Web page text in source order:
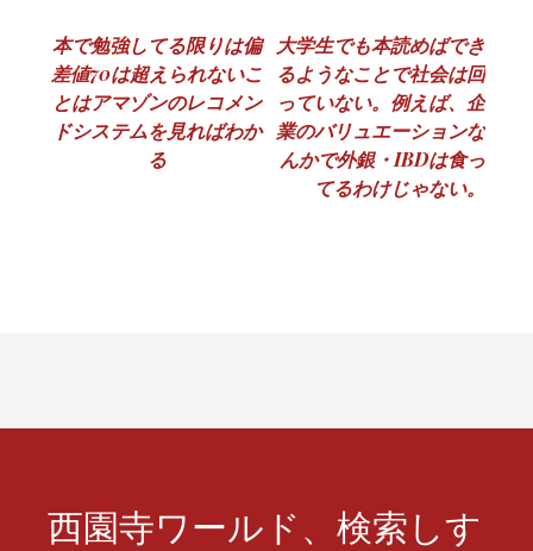
投
稿
ナ
本で勉強してる限りは偏
差値70は超えられないこ
とはアマゾンのレコメン
ドシステムを見ればわか
る
大学生でも本読めばでき
るようなことで社会は回
っていない。例えば、企
業のバリュエーションな
んかで外銀・IBDは食っ
てるわけじゃない。
西園寺ワールド、検索しす